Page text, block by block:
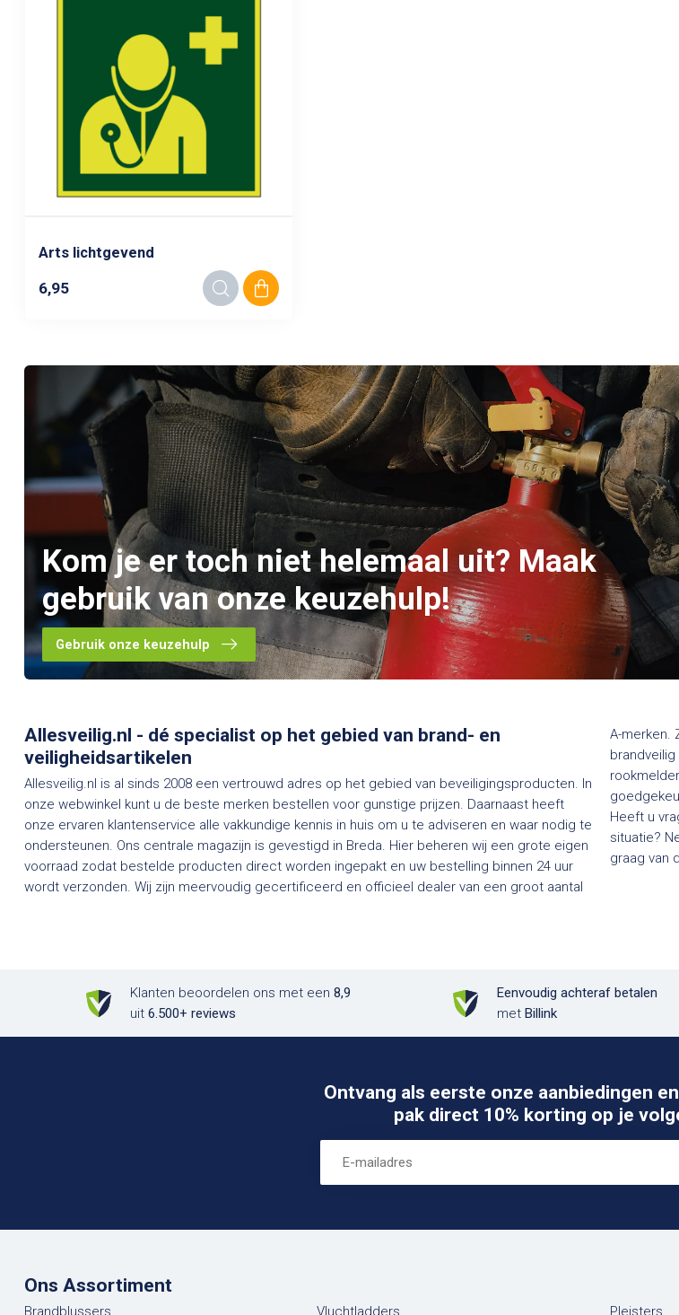
Arts lichtgevend
6,95
Kom je er toch niet helemaal uit? Maak
gebruik van onze keuzehulp!
Gebruik onze keuzehulp
Allesveilig.nl - dé specialist op het gebied van brand- en
veiligheidsartikelen
Allesveilig.nl is al sinds 2008 een vertrouwd adres op het gebied van beveiligingsproducten. In
onze webwinkel kunt u de beste merken bestellen voor gunstige prijzen. Daarnaast heeft
onze ervaren klantenservice alle vakkundige kennis in huis om u te adviseren en waar nodig te
ondersteunen. Ons centrale magazijn is gevestigd in Breda. Hier beheren wij een grote eigen
voorraad zodat bestelde producten direct worden ingepakt en uw bestelling binnen 24 uur
wordt verzonden. Wij zijn meervoudig gecertificeerd en officieel dealer van een groot aantal
A-merken.
Heeft u
situatie?
graag van
Klanten beoordelen ons met een8,9
uit6.500+ reviews
Eenvoudig achteraf betalen
met Billink
Ontvang als eerste onze aanbiedingen
pak direct 10% korting op je
Ons Assortiment
Brandblussers Vluchtladders Pleisters